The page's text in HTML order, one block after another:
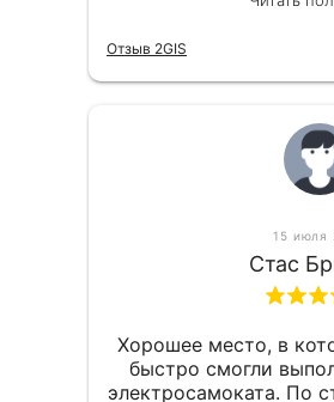
Отзыв 2GIS
15 июля
Стас
Хорошее место, в
быстро смогли
электросамоката. По